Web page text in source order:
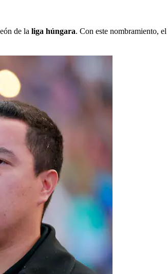
de la liga húngara. Con este nombramiento, el